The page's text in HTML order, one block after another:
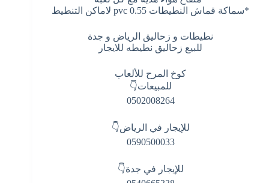
*سماكة قماش النطيطات 0.55 pvc لاماكن التنطيط
نطيطات و زحاليق الرياض و جدة
للبيع زحاليق نطيطه للايجار
كوخ المرح للألعاب
للمبيعات👇
0502008264
للإيجار في الرياض👇
0590500033
للإيجار في جدة👇